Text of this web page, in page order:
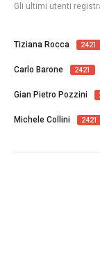
Gli ultimi utenti
Tiziana Rocca 2421
Carlo Barone 2421
Gian Pietro Pozzini
Michele Collini 2421